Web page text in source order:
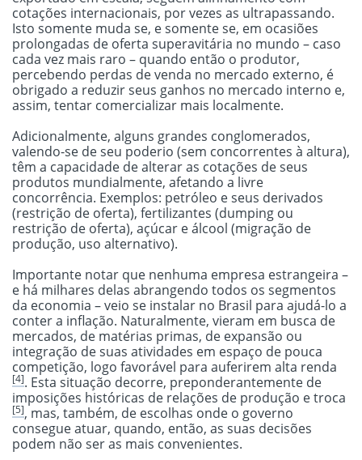
cotações internacionais, por vezes as ultrapassando.
Isto somente muda se, e somente se, em ocasiões
prolongadas de oferta superavitária no mundo – caso
cada vez mais raro – quando então o produtor,
percebendo perdas de venda no mercado externo, é
obrigado a reduzir seus ganhos no mercado interno e,
assim, tentar comercializar mais localmente.
Adicionalmente, alguns grandes conglomerados,
valendo-se de seu poderio (sem concorrentes à altura),
têm a capacidade de alterar as cotações de seus
produtos mundialmente, afetando a livre
concorrência. Exemplos: petróleo e seus derivados
(restrição de oferta), fertilizantes (dumping ou
restrição de oferta), açúcar e álcool (migração de
produção, uso alternativo).
Importante notar que nenhuma empresa estrangeira –
e há milhares delas abrangendo todos os segmentos
da economia – veio se instalar no Brasil para ajudá-lo a
conter a inflação. Naturalmente, vieram em busca de
mercados, de matérias primas, de expansão ou
integração de suas atividades em espaço de pouca
competição, logo favorável para auferirem alta renda
[4]. Esta situação decorre, preponderantemente de
imposições históricas de relações de produção e troca
[5], mas, também, de escolhas onde o governo
consegue atuar, quando, então, as suas decisões
podem não ser as mais convenientes.